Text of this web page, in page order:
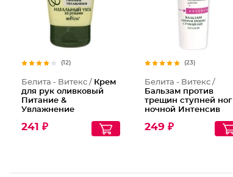
(12)
Белита - Витекс / Крем
для рук оливковый
Питание &
Увлажнение
241 ₽
(23)
Белита - Витекс /
Бальзам против
трещин ступней ног
ночной Интенсив
249 ₽